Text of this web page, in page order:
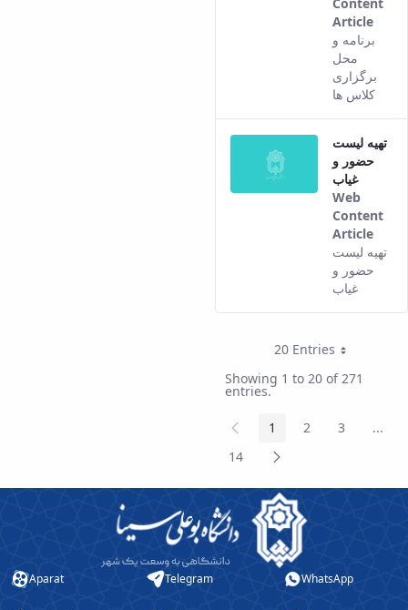
Article
برنامه و
محل
برگزاری
کلاس ها
تهیه لیست
حضور و
غیاب
Web
Content
Article
Thisتهیه لیست
حضور و
غیاب
20 EntriesPer Page
Showing 1 to 20 of 271
entries.
Previous
Page Page
1 Page
2 Page
3 ...
Page
14 Next
Page
Aparat Telegram WhatsApp